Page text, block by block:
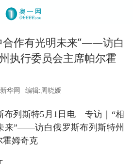
合作有光明未来”——访白
执行委员会主席帕尔霍
华网 编辑:周晓媛
列斯特5月1日电 专访｜“相
来”——访白俄罗斯布列斯特州
霍姆奇克